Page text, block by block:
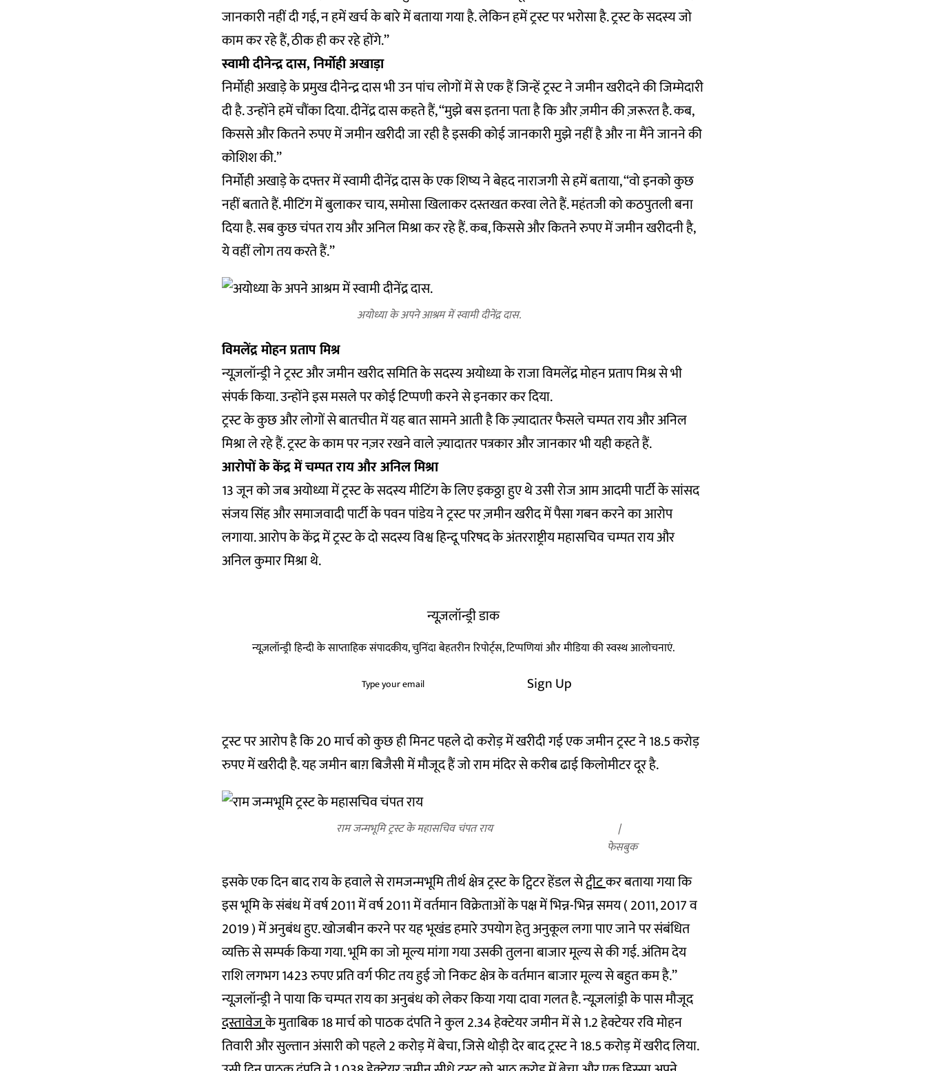
जानकारी नहीं दी गई, न हमें खर्च के बारे में बताया गया है. लेकिन हमें ट्रस्ट पर भरोसा है. ट्रस्ट के सदस्य जो
काम कर रहे हैं, ठीक ही कर रहे होंगे.’’
स्वामी दीनेन्द्र दास, निर्मोही अखाड़ा
निर्मोही अखाड़े के प्रमुख दीनेन्द्र दास भी उन पांच लोगों में से एक हैं जिन्हें ट्रस्ट ने जमीन खरीदने की जिम्मेदारी
दी है. उन्होंने हमें चौंका दिया. दीनेंद्र दास कहते हैं, ‘‘मुझे बस इतना पता है कि और ज़मीन की ज़रूरत है. कब,
किससे और कितने रुपए में जमीन खरीदी जा रही है इसकी कोई जानकारी मुझे नहीं है और ना मैंने जानने की
कोशिश की.’’
निर्मोही अखाड़े के दफ्तर में स्वामी दीनेंद्र दास के एक शिष्य ने बेहद नाराजगी से हमें बताया, ‘‘वो इनको कुछ
नहीं बताते हैं. मीटिंग में बुलाकर चाय, समोसा खिलाकर दस्तखत करवा लेते हैं. महंतजी को कठपुतली बना
दिया है. सब कुछ चंपत राय और अनिल मिश्रा कर रहे हैं. कब, किससे और कितने रुपए में जमीन खरीदनी है,
ये वहीं लोग तय करते हैं.’’
अयोध्या के अपने आश्रम में स्वामी दीनेंद्र दास.
विमलेंद्र मोहन प्रताप मिश्र
न्यूज़लॉन्ड्री ने ट्रस्ट और जमीन खरीद समिति के सदस्य अयोध्या के राजा विमलेंद्र मोहन प्रताप मिश्र से भी
संपर्क किया. उन्होंने इस मसले पर कोई टिप्पणी करने से इनकार कर दिया.
ट्रस्ट के कुछ और लोगों से बातचीत में यह बात सामने आती है कि ज़्यादातर फैसले चम्पत राय और अनिल
मिश्रा ले रहे हैं. ट्रस्ट के काम पर नज़र रखने वाले ज़्यादातर पत्रकार और जानकार भी यही कहते हैं.
आरोपों के केंद्र में चम्पत राय और अनिल मिश्रा
13 जून को जब अयोध्या में ट्रस्ट के सदस्य मीटिंग के लिए इकठ्ठा हुए थे उसी रोज आम आदमी पार्टी के सांसद
संजय सिंह और समाजवादी पार्टी के पवन पांडेय ने ट्रस्ट पर ज़मीन खरीद में पैसा गबन करने का आरोप
लगाया. आरोप के केंद्र में ट्रस्ट के दो सदस्य विश्व हिन्दू परिषद के अंतरराष्ट्रीय महासचिव चम्पत राय और
अनिल कुमार मिश्रा थे.
न्यूज़लॉन्ड्री डाक
न्यूज़लॉन्ड्री हिन्दी के साप्ताहिक संपादकीय, चुनिंदा बेहतरीन रिपोर्ट्स, टिप्पणियां और मीडिया की स्वस्थ आलोचनाएं.
Sign Up
ट्रस्ट पर आरोप है कि 20 मार्च को कुछ ही मिनट पहले दो करोड़ में खरीदी गई एक जमीन ट्रस्ट ने 18.5 करोड़
रुपए में खरीदी है. यह जमीन बाग़ बिजैसी में मौजूद हैं जो राम मंदिर से करीब ढाई किलोमीटर दूर है.
राम जन्मभूमि ट्रस्ट के महासचिव चंपत राय
फेसबुक
इसके एक दिन बाद राय के हवाले से रामजन्मभूमि तीर्थ क्षेत्र ट्रस्ट के ट्विटर हेंडल सेट्वीटकर बताया गया कि
इस भूमि के संबंध में वर्ष 2011 में वर्ष 2011 में वर्तमान विक्रेताओं के पक्ष में भिन्न-भिन्न समय ( 2011, 2017 व
2019 ) में अनुबंध हुए. खोजबीन करने पर यह भूखंड हमारे उपयोग हेतु अनुकूल लगा पाए जाने पर संबंधित
व्यक्ति से सम्पर्क किया गया. भूमि का जो मूल्य मांगा गया उसकी तुलना बाजार मूल्य से की गई. अंतिम देय
राशि लगभग 1423 रुपए प्रति वर्ग फीट तय हुई जो निकट क्षेत्र के वर्तमान बाजार मूल्य से बहुत कम है.’’
न्यूज़लॉन्ड्री ने पाया कि चम्पत राय का अनुबंध को लेकर किया गया दावा गलत है. न्यूज़लांड्री के पास मौजूद
दस्तावेजके मुताबिक 18 मार्च को पाठक दंपति ने कुल 2.34 हेक्टेयर जमीन में से 1.2 हेक्टेयर रवि मोहन
तिवारी और सुल्तान अंसारी को पहले 2 करोड़ में बेचा, जिसे थोड़ी देर बाद ट्रस्ट ने 18.5 करोड़ में खरीद लिया.